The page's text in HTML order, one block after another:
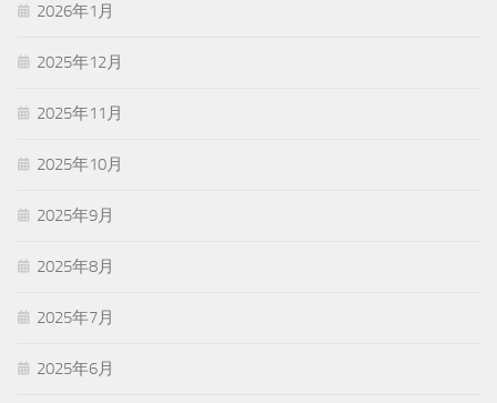
2026年1月
2025年12月
2025年11月
2025年10月
2025年9月
2025年8月
2025年7月
2025年6月